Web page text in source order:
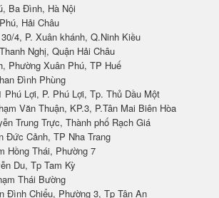
Ba Đình, Hà Nội
Hải Châu
4, P. Xuân khánh, Q.Ninh Kiều
Nghị, Quận Hải Châu
Phường Xuân Phú, TP Huế
Đình Phùng
Phú Lợi, P. Phú Lợi, Tp. Thủ Dầu Một
Văn Thuận, KP.3, P.Tân Mai Biên Hòa
Trung Trực, Thành phố Rạch Giá
Đức Cảnh, TP Nha Trang
Hồng Thái, Phường 7
Du, Tp Tam Kỳ
Thái Bường
Đình Chiểu, Phường 3, Tp Tân An